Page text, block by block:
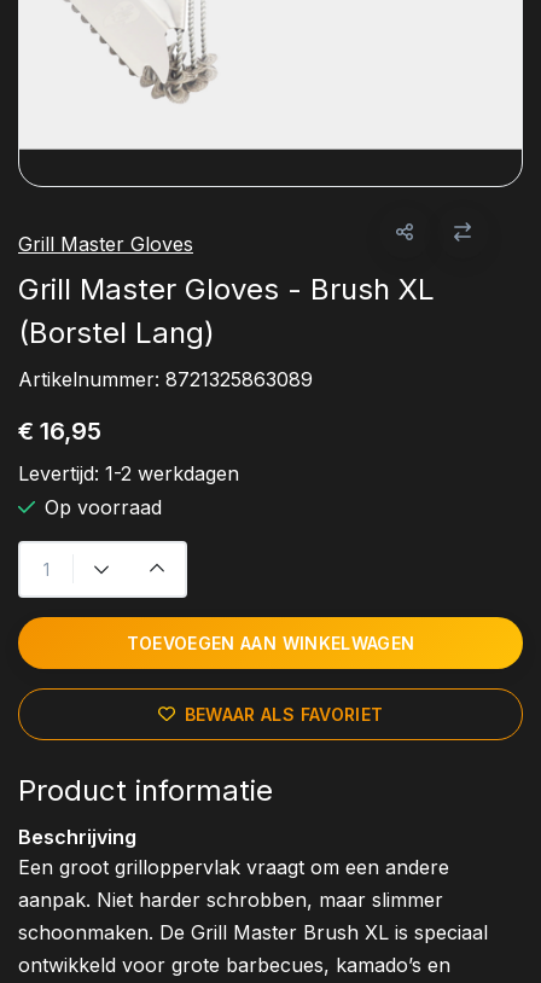
Grill Master Gloves
Grill Master Gloves - Brush XL
(Borstel Lang)
Artikelnummer: 8721325863089
€ 16,95
Levertijd: 1-2 werkdagen
Op voorraad
TOEVOEGEN AAN WINKELWAGEN
BEWAAR ALS FAVORIET
Product informatie
Beschrijving
Een groot grilloppervlak vraagt om een andere
aanpak. Niet harder schrobben, maar slimmer
schoonmaken. De Grill Master Brush XL is speciaal
ontwikkeld voor grote barbecues, kamado’s en